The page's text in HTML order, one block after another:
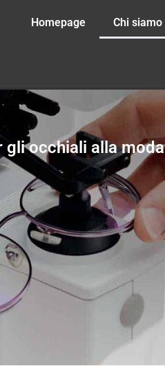
Homepage Chi siamo
gli occhiali alla moda